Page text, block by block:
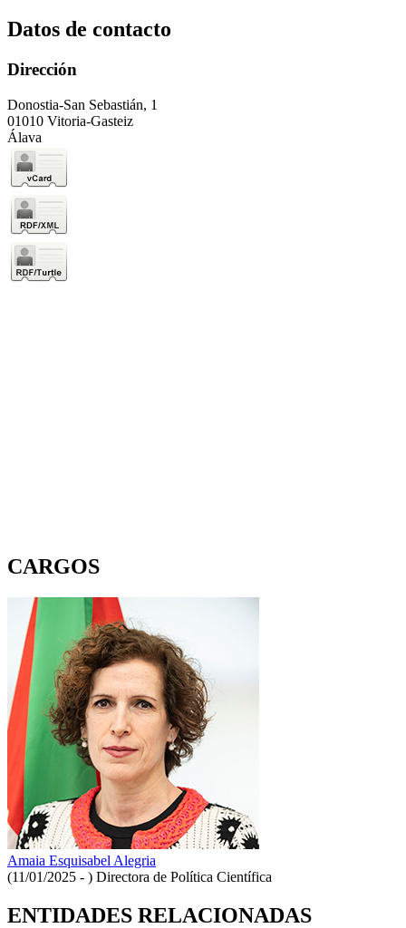
Datos de contacto
Dirección
Donostia-San Sebastián, 1
01010 Vitoria-Gasteiz
Álava
CARGOS
Amaia Esquisabel Alegria
(11/01/2025 - ) Directora de Política Científica
ENTIDADES RELACIONADAS